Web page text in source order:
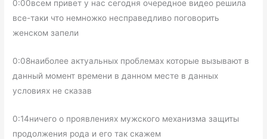
0:00всем привет у нас сегодня очередное видео решила
все-таки что немножко несправедливо поговорить
женском запели
0:08наиболее актуальных проблемах которые вызывают в
данный момент времени в данном месте в данных
условиях не сказав
0:14ничего о проявлениях мужского механизма защиты
продолжения рода и его так скажем